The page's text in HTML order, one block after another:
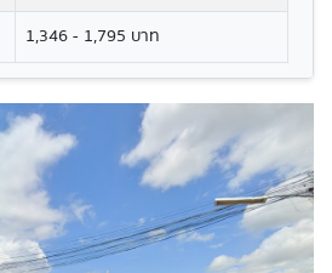
1,346 - 1,795 บาท